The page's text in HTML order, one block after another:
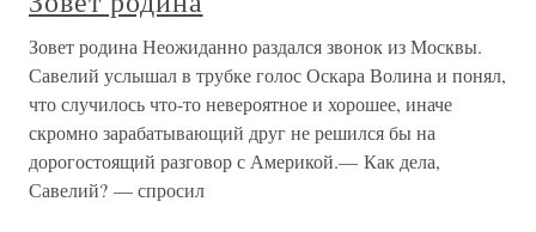
Зовет родина Неожиданно раздался звонок из Москвы.
Савелий услышал в трубке голос Оскара Волина и понял,
что случилось что-то невероятное и хорошее, иначе
скромно зарабатывающий друг не решился бы на
дорогостоящий разговор с Америкой.— Как дела,
Савелий? — спросил